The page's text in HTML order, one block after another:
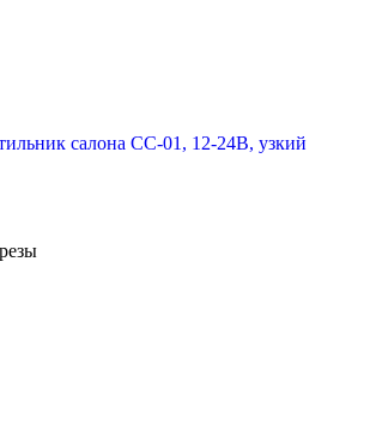
салона СС-01, 12-24В, узкий